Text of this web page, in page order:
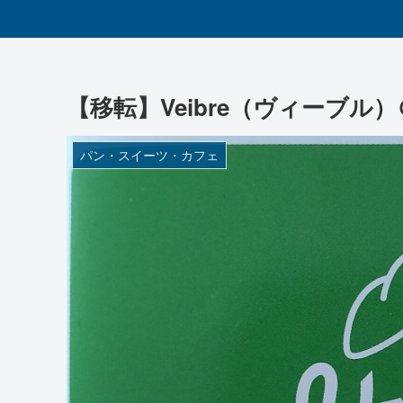
【移転】Veibre（ヴィーブル
パン・スイーツ・カフェ